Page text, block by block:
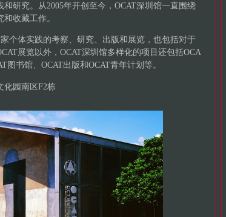
研究。从2005年开创至今，OCAT深圳馆一直围绕
收藏工作。
个体实践的考察、研究、出版和展览，也包括对于
展览以外，OCAT深圳馆多样化的项目还包括OCA
图书馆、OCAT出版和OCAT青年计划等。
化园南区F2栋